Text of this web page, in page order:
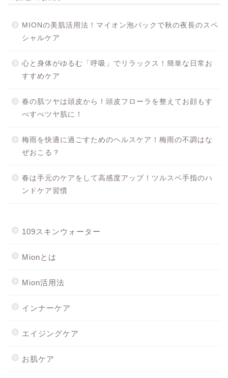
MIONの美肌活用法！マイオン泡パックで秋の夜長のスペ
シャルケア
心と身体がゆるむ「呼吸」でリラックス！簡単な日常お
すすめケア
春の肌ツヤは頭皮から！頭皮フローラを整えてお顔もす
べすべツヤ肌に！
梅雨を快適に過ごすためのヘルスケア！梅雨の不調はな
ぜおこる？
春は手元のケアをして高感度アップ！ツルスベ手指のハ
ンドケア習慣
109スキンウォーター
Mionとは
Mion活用法
インナーケア
エイジングケア
お肌ケア